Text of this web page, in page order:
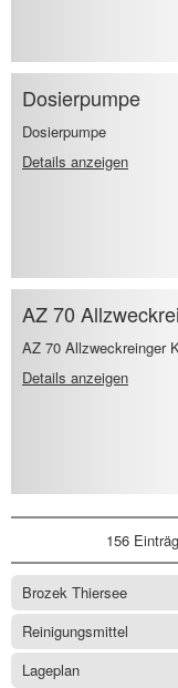
Dosierpumpe
Dosierpumpe
Details anzeigen
AZ 70
AZ 70 Allzweckreinger
Details anzeigen
156
Brozek Thiersee
Reinigungsmittel
Lageplan